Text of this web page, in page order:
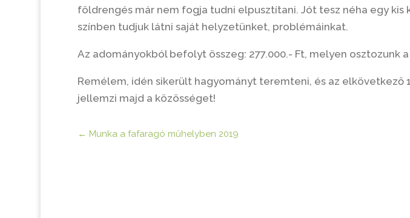
földrengés már nem fogja tudni elpusztítani. Jót tesz néha egy kis
színben tudjuk látni saját helyzetünket, problémáinkat.
Az adományokból befolyt összeg: 277.000.- Ft, melyen osztozunk
Remélem, idén sikerült hagyományt teremteni, és az elkövetkező
jellemzi majd a közösséget!
← Munka a fafaragó műhelyben 2019